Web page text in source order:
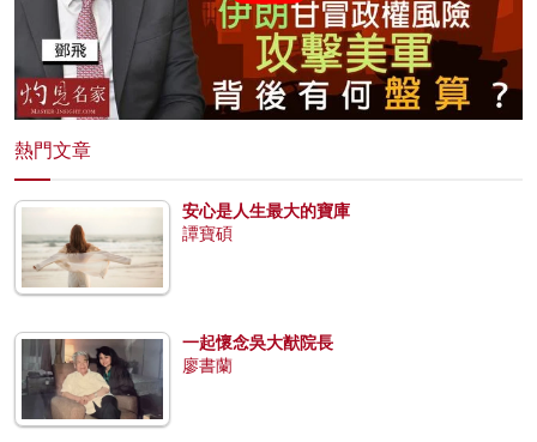
熱門文章
安心是人生最大的寶庫
譚寶碩
一起懷念吳大猷院長
廖書蘭